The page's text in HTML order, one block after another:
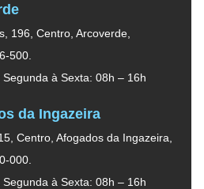
196, Centro, Arcoverde,
500.
à Sexta: 08h – 16h
da Ingazeira
Centro, Afogados da Ingazeira,
000.
à Sexta: 08h – 16h